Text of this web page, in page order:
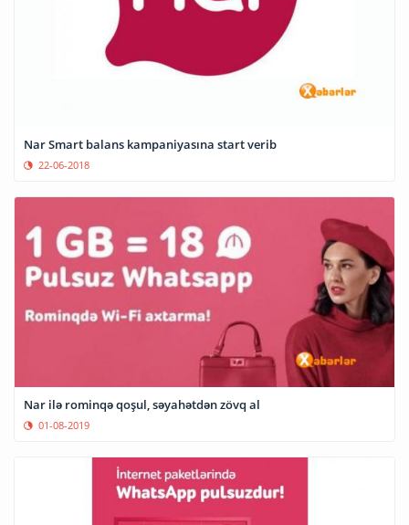
Nar Smart balans kampaniyasına start verib
22-06-2018
Nar ilə rominqə qoşul, səyahətdən zövq al
01-08-2019